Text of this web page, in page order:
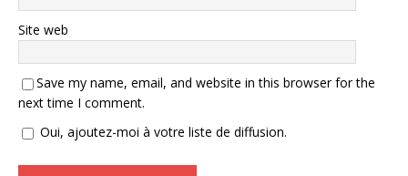
Site web
Save my name, email, and website in this browser for the
next time I comment.
Oui, ajoutez-moi à votre liste de diffusion.